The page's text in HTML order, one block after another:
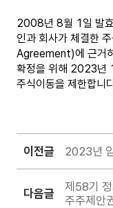
2008년 8월 1일 발
인과 회사가 체결한
Agreement)에 근거
확정을 위해 2023년
주식이동을 제한합니
이전글 2023년
다음글
제58기
주주제안